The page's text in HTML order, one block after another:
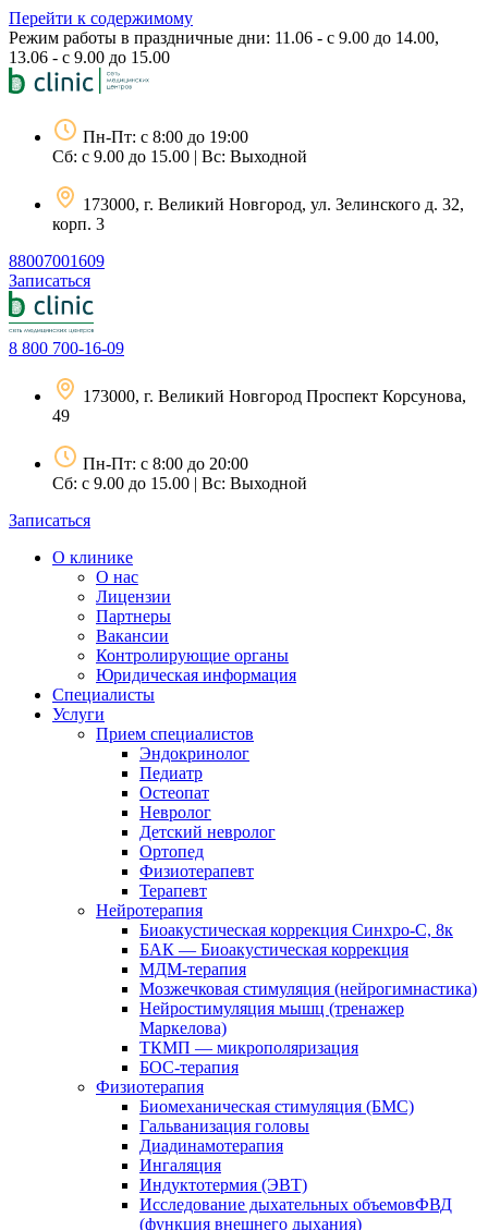
Перейти к содержимому
Режим работы в праздничные дни: 11.06 - с 9.00 до 14.00,
13.06 - с 9.00 до 15.00
Пн-Пт: с 8:00 до 19:00
Сб: с 9.00 до 15.00 | Вс: Выходной
173000, г. Великий Новгород, ул. Зелинского д. 32,
корп. 3
88007001609
Записаться
8 800 700-16-09
173000, г. Великий Новгород Проспект Корсунова,
49
Пн-Пт: с 8:00 до 20:00
Сб: с 9.00 до 15.00 | Вс: Выходной
Записаться
О клинике
О нас
Лицензии
Партнеры
Вакансии
Контролирующие органы
Юридическая информация
Специалисты
Услуги
Прием специалистов
Эндокринолог
Педиатр
Остеопат
Невролог
Детский невролог
Ортопед
Физиотерапевт
Терапевт
Нейротерапия
Биоакустическая коррекция Синхро-С, 8к
БАК — Биоакустическая коррекция
МДМ-терапия
Мозжечковая стимуляция (нейрогимнастика)
Нейростимуляция мышц (тренажер
Маркелова)
ТКМП — микрополяризация
БОС-терапия
Физиотерапия
Биомеханическая стимуляция (БМС)
Гальванизация головы
Диадинамотерапия
Ингаляция
Индуктотермия (ЭВТ)
Исследование дыхательных объемовФВД
(функция внешнего дыхания)